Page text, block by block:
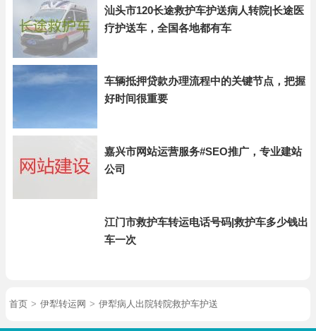
汕头市120长途救护车护送病人转院|长途医
疗护送车，全国各地都有车
车辆抵押贷款办理流程中的关键节点，把握
好时间很重要
嘉兴市网站运营服务#SEO推广，专业建站
公司
江门市救护车转运电话号码|救护车多少钱出
车一次
首页 > 伊犁转运网 > 伊犁病人出院转院救护车护送